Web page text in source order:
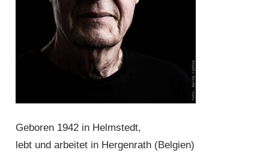
Geboren 1942 in Helmstedt,
lebt und arbeitet in Hergenrath (Belgien)